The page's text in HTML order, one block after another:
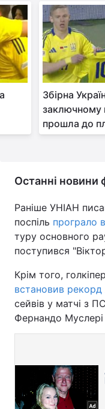
Збірна
заключному
прошла до
Останні новини
Раніше УНІАН
поспіль програло
туру основного
поступився
Крім того,
встановив рекорд
сейвів у матчі з
Фернандо Муслері